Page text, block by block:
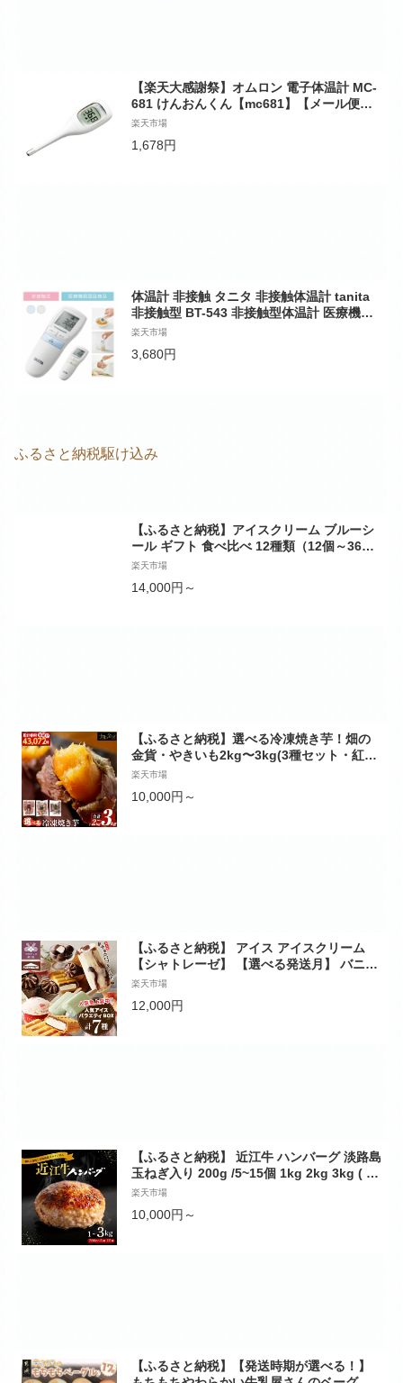
【楽天大感謝祭】オムロン 電子体温計 MC-
681 けんおんくん【mc681】【メール便送
料無料】 (6018545)
楽天市場
1,678円
体温計 非接触 タニタ 非接触体温計 tanita
非接触型 BT-543 非接触型体温計 医療機器
医療用 医療機器認証 非接触
楽天市場
3,680円
ふるさと納税駆け込み
【ふるさと納税】アイスクリーム ブルーシ
ール ギフト 食べ比べ 12種類（12個～36
個） | ギフト スイーツ デザート お菓子 お
寄せ グルメ 人気 おすすめ 高評価 誕生日 記
楽天市場
14,000円～
【ふるさと納税】選べる冷凍焼き芋！畑の
金貨・やきいも2kg〜3kg(3種セット・紅は
るか・安納芋・シルクスイート・紅はるか
も 訳あり 紅はるか 焼き芋 やきいも 食べ比
楽天市場
10,000円～
【ふるさと納税】 アイス アイスクリーム
【シャトレーゼ】 【選べる発送月】 バニラ
無添加 スイーツ 大容量 食べ比べ 定番 チョ
ネ チョコ アソート コーン 7種 セット 贈り
楽天市場
12,000円
【ふるさと納税】 近江牛 ハンバーグ 淡路島
玉ねぎ入り 200g /5~15個 1kg 2kg 3kg ( 5
個 10個 15個 ) 選べる 容量 個包装 肉汁 た
黒毛和牛 キャンプ アウトドア 贈り物 好評
楽天市場
10,000円～
【ふるさと納税】【発送時期が選べる！】